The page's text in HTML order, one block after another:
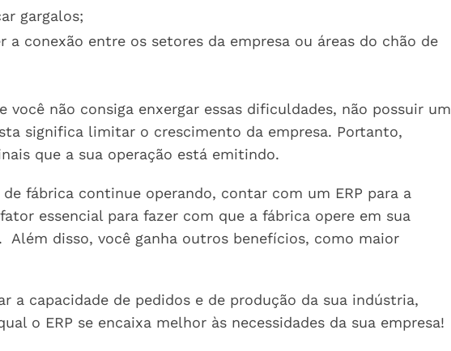
gargalos;
a conexão entre os setores da empresa ou áreas do chão de
você não consiga enxergar essas dificuldades, não possuir um
significa limitar o crescimento da empresa. Portanto,
que a sua operação está emitindo.
fábrica continue operando, contar com um ERP para a
essencial para fazer com que a fábrica opere em sua
Além disso, você ganha outros benefícios, como maior
a capacidade de pedidos e de produção da sua indústria,
o ERP se encaixa melhor às necessidades da sua empresa!